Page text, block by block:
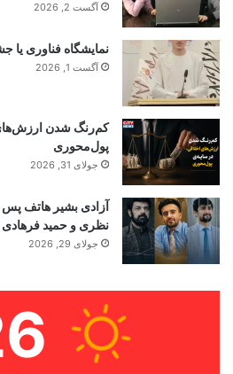
آگست 2, 2026
نمایشگاه فناوری
آگست 1, 2026
کم‌رنگ شدن
پول‌محوری
جولای 31, 2026
آزادی بشیر هاتف
نظری و حمید فرهادی
جولای 29, 2026